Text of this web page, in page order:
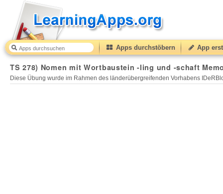
Apps durchstöbern App
TS 278) Nomen mit Wortbaustein -ling und -schaft
Diese Übung wurde im Rahmen des länderübergreifenden Vorhabens